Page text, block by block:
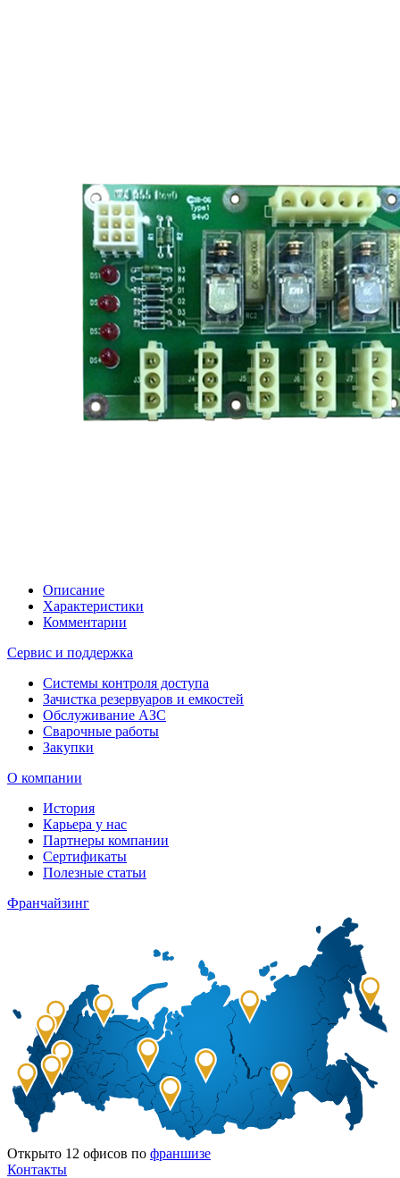
Описание
Характеристики
Комментарии
Сервис и поддержка
Системы контроля доступа
Зачистка резервуаров и емкостей
Обслуживание АЗС
Сварочные работы
Закупки
О компании
История
Карьера у нас
Партнеры компании
Сертификаты
Полезные статьи
Франчайзинг
Открыто 12 офисов по франшизе
Контакты